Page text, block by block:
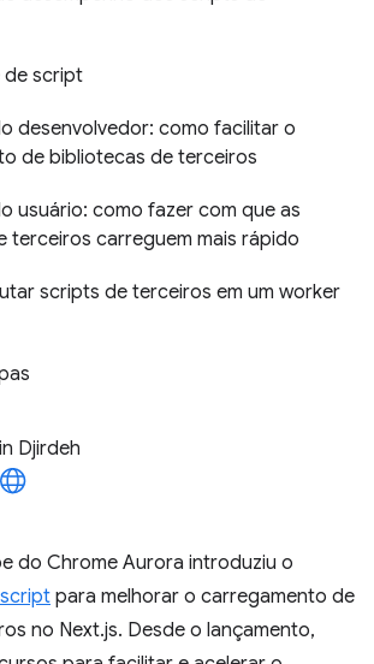
de script
desenvolvedor: como facilitar o
de bibliotecas de terceiros
usuário: como fazer com que as
terceiros carreguem mais rápido
scripts de terceiros em um worker
Djirdeh
do Chrome Aurora introduziu o
para melhorar o carregamento de
no Next.js. Desde o lançamento,